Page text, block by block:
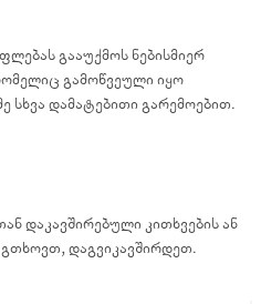
გააუქმოს ნებისმიერ
გამოწვეული იყო
სხვა დამატებითი გარემოებით.
დაკავშირებული კითხვების ან
გთხოვთ, დაგვიკავშირდეთ.